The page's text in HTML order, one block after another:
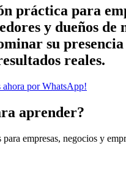
práctica para
y dueños de
su
reales.
ahora por WhatsApp!
aprender?
para empresas, negocios y